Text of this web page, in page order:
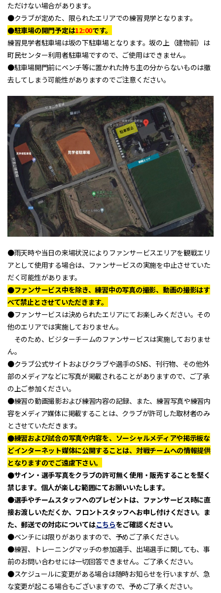
ただけない場合があります。
●クラブが定めた、限られたエリアでの練習見学となります。
●駐車場の開門予定は12:00です。
練習見学者駐車場は坂の下駐車場となります。坂の上（建物前）は
町民センター利用者駐車場ですので、ご使用はできません。
●駐車場開門前にベンチ等に置かれた持ち主の分からないものは撤
去してしまう可能性がありますのでご注意ください。
●雨天時や当日の来場状況によりファンサービスエリアを観戦エリ
アとして使用する場合は、ファンサービスの実施を中止させていた
だく可能性があります。
●ファンサービス中を除き、練習中の写真の撮影、動画の撮影はす
べて禁止とさせていただきます。
●ファンサービスは決められたエリアにてお楽しみください。その
他のエリアでは実施しておりません。
そのため、ビジターチームのファンサービスは実施しておりませ
ん。
●クラブ公式サイトおよびクラブや選手のSNS、刊行物、その他外
部のメディアなどに写真が掲載されることがありますので、ご了承
の上ご参加ください。
●練習の動画撮影および練習内容の記録、また、練習写真や練習内
容をメディア媒体に掲載することは、クラブが許可した取材者のみ
とさせていただきます。
●練習および試合の写真や内容を、ソーシャルメディアや掲示板な
どインターネット媒体に公開することは、対戦チームへの情報提供
となりますのでご遠慮下さい。
●サイン・選手写真をクラブの許可無く使用・販売することを堅く
禁じます。個人が楽しむ範囲にてお願いいたします。
●選手やチームスタッフへのプレゼントは、ファンサービス時に直
接お渡しいただくか、フロントスタッフへお申し付けください。ま
た、郵送での対応についてはこちらをご確認ください。
●ベンチには限りがありますので、予めご了承ください。
●練習、トレーニングマッチの参加選手、出場選手に関しても、事
前のお問い合わせには一切回答できません。ご了承ください。
●スケジュールに変更がある場合は随時お知らせを行いますが、急
な変更が起こる場合もございますので、予めご了承ください。